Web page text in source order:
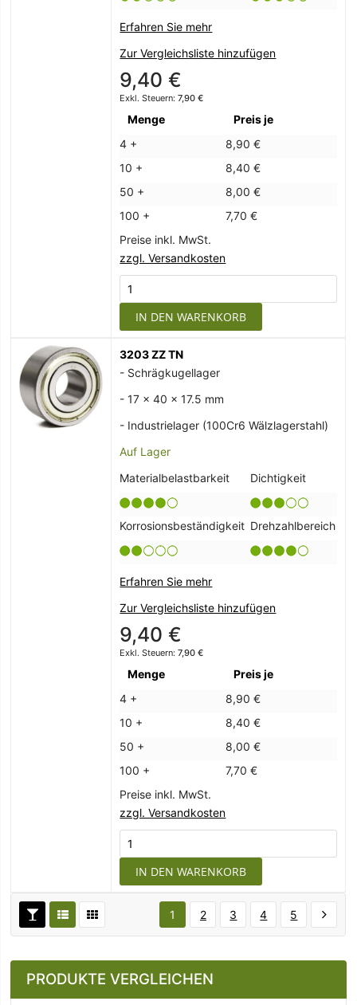
Erfahren Sie mehr
Zur Vergleichsliste hinzufügen
9,40 €
7,90 €
Menge
Preis je
4 +
8,90 €
10 +
8,40 €
50 +
8,00 €
100 +
7,70 €
Preise inkl. MwSt.
zzgl. Versandkosten
IN DEN WARENKORB
3203 ZZ TN
- Schrägkugellager
- 17 x 40 x 17.5 mm
- Industrielager (100Cr6 Wälzlagerstahl)
Auf Lager
Materialbelastbarkeit
Dichtigkeit
Korrosionsbeständigkeit Drehzahlbereich
Erfahren Sie mehr
Zur Vergleichsliste hinzufügen
9,40 €
7,90 €
Menge
Preis je
4 +
8,90 €
10 +
8,40 €
50 +
8,00 €
100 +
7,70 €
Preise inkl. MwSt.
zzgl. Versandkosten
IN DEN WARENKORB
1 2 3 4 5
PRODUKTE VERGLEICHEN